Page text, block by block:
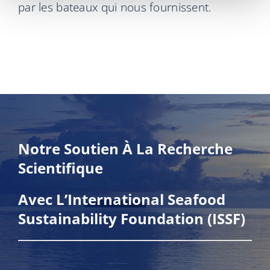
par les bateaux qui nous fournissent.
Notre Soutien À La Recherche
Scientifique
Avec L’International Seafood
Sustainability Foundation (ISSF)